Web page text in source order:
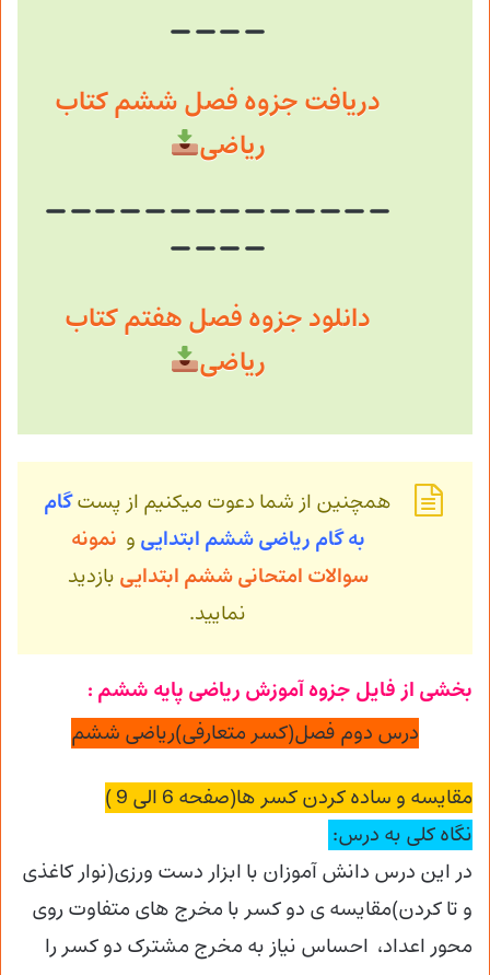
دریافت جزوه فصل ششم کتاب
ریاضی
دانلود جزوه فصل هفتم کتاب
ریاضی
همچنین از شما دعوت میکنیم از پستگام
بهگام ریاضی ششم ابتدایی و نمونه
سوالات امتحانی ششم ابتدایی بازدید
نمایید.
بخشی از فایل جزوه آموزش ریاضی پایه ششم :
درس دوم فصل(کسر متعارفی)ریاضی ششم
مقایسه و ساده کردن کسر ها(صفحه 6 الی 9 )
نگاه کلی به درس:
در این درس دانش آموزان با ابزار دست ورزی(نوار کاغذی
و تا کردن)مقایسه ی دو کسر با مخرج های متفاوت روی
محور اعداد، احساس نیاز به مخرج مشترک دو کسر را